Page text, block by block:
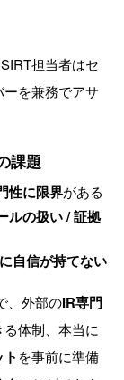
担当者はセ
を兼務でアサ
課題
性に限界がある
ルの扱い / 証拠
自信が持てない
、外部のIR専門
る体制、本当に
を事前に準備